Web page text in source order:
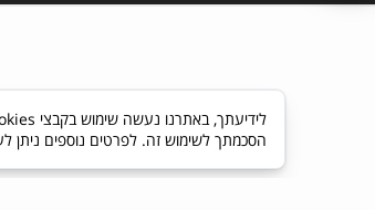
הסכמתך לשימוש זה. לפרטים נוספים ניתן